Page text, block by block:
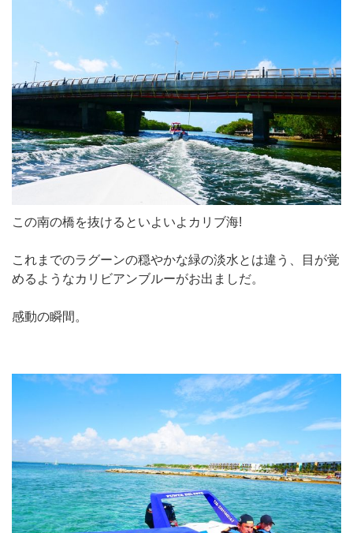
この南の橋を抜けるといよいよカリブ海!
これまでのラグーンの穏やかな緑の淡水とは違う、目が覚
めるようなカリビアンブルーがお出ましだ。
感動の瞬間。